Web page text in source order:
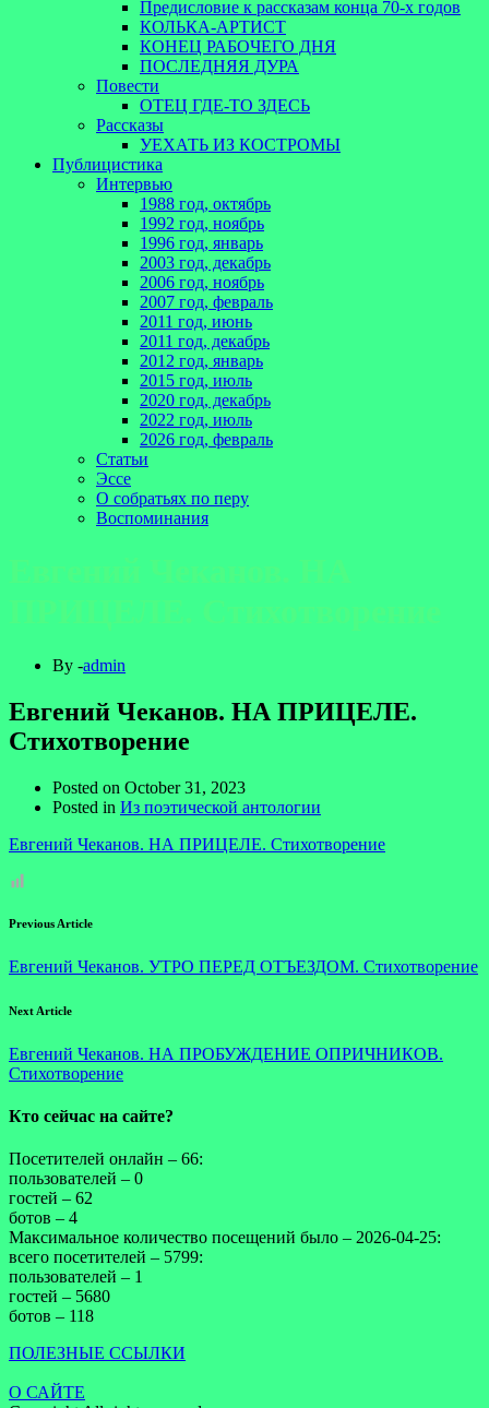
Предисловие к рассказам конца 70-х годов
КОЛЬКА-АРТИСТ
КОНЕЦ РАБОЧЕГО ДНЯ
ПОСЛЕДНЯЯ ДУРА
Повести
ОТЕЦ ГДЕ-ТО ЗДЕСЬ
Рассказы
УЕХАТЬ ИЗ КОСТРОМЫ
Публицистика
Интервью
1988 год, октябрь
1992 год, ноябрь
1996 год, январь
2003 год, декабрь
2006 год, ноябрь
2007 год, февраль
2011 год, июнь
2011 год, декабрь
2012 год, январь
2015 год, июль
2020 год, декабрь
2022 год, июль
2026 год, февраль
Статьи
Эссе
О собратьях по перу
Воспоминания
By -admin
Евгений Чеканов. НА ПРИЦЕЛЕ.
Стихотворение
Posted on October 31, 2023
Posted in Из поэтической антологии
Евгений Чеканов. НА ПРИЦЕЛЕ. Стихотворение
Previous Article
Евгений Чеканов. УТРО ПЕРЕД ОТЪЕЗДОМ. Стихотворение
Next Article
Евгений Чеканов. НА ПРОБУЖДЕНИЕ ОПРИЧНИКОВ.
Стихотворение
Кто сейчас на сайте?
Посетителей онлайн – 66:
пользователей – 0
гостей – 62
ботов – 4
Максимальное количество посещений было – 2026-04-25:
всего посетителей – 5799:
пользователей – 1
гостей – 5680
ботов – 118
ПОЛЕЗНЫЕ ССЫЛКИ
О САЙТЕ